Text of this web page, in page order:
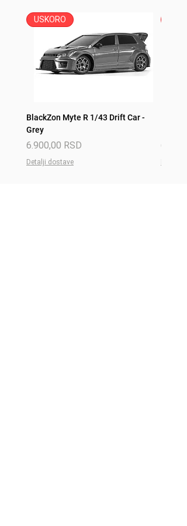
USKORO
BlackZon Myte R 1/43 Drift Car -
Grey
Price
6.900,00 RSD
Detalji dostave
Price